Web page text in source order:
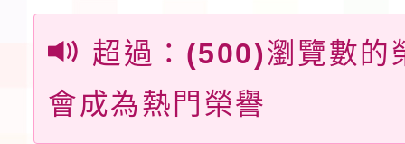
實施要點各1份
程
函轉國家通訊傳播委員
鎮韌性（防空）演習－
「115年金融知識線上
超過： (500)瀏覽數的
會成為熱門榮譽